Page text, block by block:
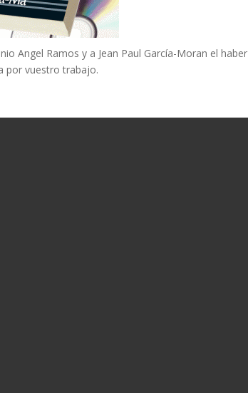
Angel Ramos y a Jean Paul García-Moran el haber
por vuestro trabajo.